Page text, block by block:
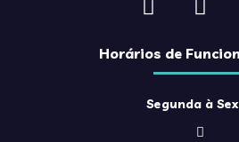
Horários de
Segunda à